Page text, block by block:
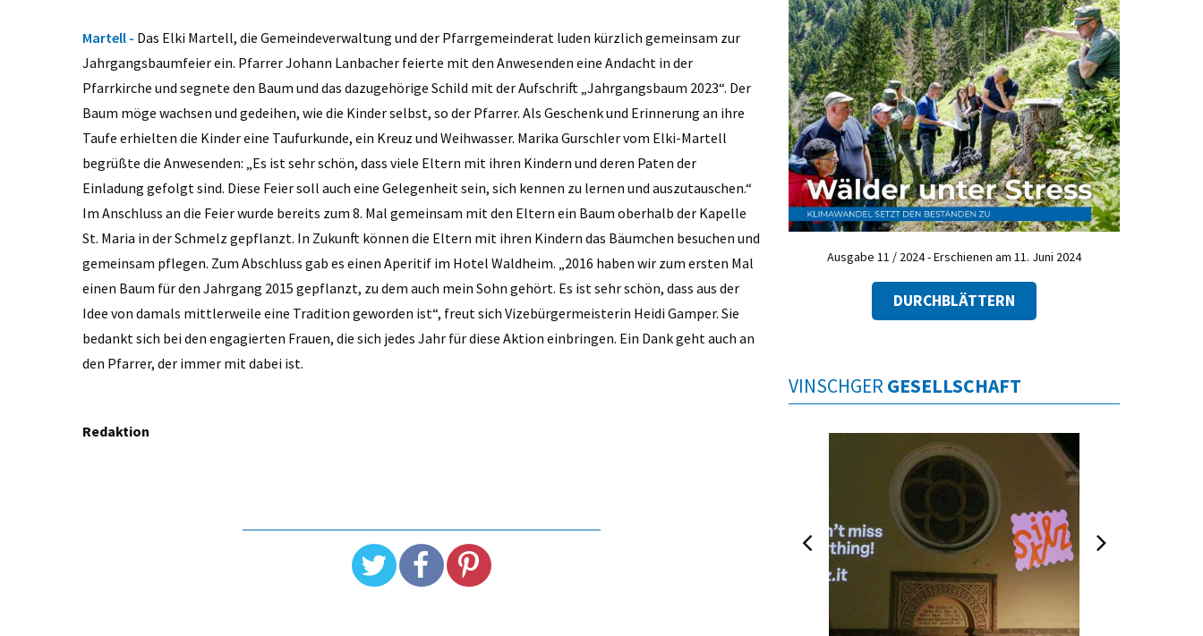
Martell - Das Elki Martell, die Gemeindeverwaltung und der Pfarrgemeinderat luden kürzlich gemeinsam zur
Jahrgangsbaumfeier ein. Pfarrer Johann Lanbacher feierte mit den Anwesenden eine Andacht in der
Pfarrkirche und segnete den Baum und das dazugehörige Schild mit der Aufschrift „Jahrgangsbaum 2023“. Der
Baum möge wachsen und gedeihen, wie die Kinder selbst, so der Pfarrer. Als Geschenk und Erinnerung an ihre
Taufe erhielten die Kinder eine Taufurkunde, ein Kreuz und Weihwasser. Marika Gurschler vom Elki-Martell
begrüßte die Anwesenden: „Es ist sehr schön, dass viele Eltern mit ihren Kindern und deren Paten der
Einladung gefolgt sind. Diese Feier soll auch eine Gelegenheit sein, sich kennen zu lernen und auszutauschen.“
Im Anschluss an die Feier wurde bereits zum 8. Mal gemeinsam mit den Eltern ein Baum oberhalb der Kapelle
St. Maria in der Schmelz gepflanzt. In Zukunft können die Eltern mit ihren Kindern das Bäumchen besuchen und
gemeinsam pflegen. Zum Abschluss gab es einen Aperitif im Hotel Waldheim. „2016 haben wir zum ersten Mal
einen Baum für den Jahrgang 2015 gepflanzt, zu dem auch mein Sohn gehört. Es ist sehr schön, dass aus der
Idee von damals mittlerweile eine Tradition geworden ist“, freut sich Vizebürgermeisterin Heidi Gamper. Sie
bedankt sich bei den engagierten Frauen, die sich jedes Jahr für diese Aktion einbringen. Ein Dank geht auch an
den Pfarrer, der immer mit dabei ist.
Redaktion
Ausgabe 11 / 2024 - Erschienen am 11. Juni 2024
DURCHBLÄTTERN
VINSCHGER GESELLSCHAFT